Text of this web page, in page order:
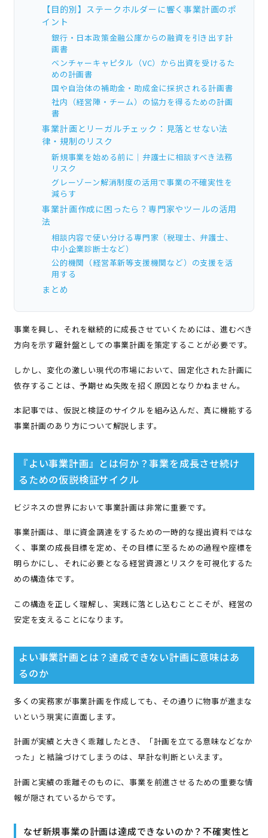
【目的別】ステークホルダーに響く事業計画のポ
イント
銀行・日本政策金融公庫からの融資を引き出す計
画書
ベンチャーキャピタル（VC）から出資を受けるた
めの計画書
国や自治体の補助金・助成金に採択される計画書
社内（経営陣・チーム）の協力を得るための計画
書
事業計画とリーガルチェック：見落とせない法
律・規制のリスク
新規事業を始める前に｜弁護士に相談すべき法務
リスク
グレーゾーン解消制度の活用で事業の不確実性を
減らす
事業計画作成に困ったら？専門家やツールの活用
法
相談内容で使い分ける専門家（税理士、弁護士、
中小企業診断士など）
公的機関（経営革新等支援機関など）の支援を活
用する
まとめ
事業を興し、それを継続的に成長させていくためには、進むべき
方向を示す羅針盤としての事業計画を策定することが必要です。
しかし、変化の激しい現代の市場において、固定化された計画に
依存することは、予期せぬ失敗を招く原因となりかねません。
本記事では、仮説と検証のサイクルを組み込んだ、真に機能する
事業計画のあり方について解説します。
『よい事業計画』とは何か？事業を成長させ続け
るための仮説検証サイクル
ビジネスの世界において事業計画は非常に重要です。
事業計画は、単に資金調達をするための一時的な提出資料ではな
く、事業の成長目標を定め、その目標に至るための過程や座標を
明らかにし、それに必要となる経営資源とリスクを可視化するた
めの構造体です。
この構造を正しく理解し、実践に落とし込むことこそが、経営の
安定を支えることになります。
よい事業計画とは？達成できない計画に意味はあ
るのか
多くの実務家が事業計画を作成しても、その通りに物事が進まな
いという現実に直面します。
計画が実績と大きく乖離したとき、「計画を立てる意味などなか
った」と結論づけてしまうのは、早計な判断といえます。
計画と実績の乖離そのものに、事業を前進させるための重要な情
報が隠されているからです。
なぜ新規事業の計画は達成できないのか？不確実性と